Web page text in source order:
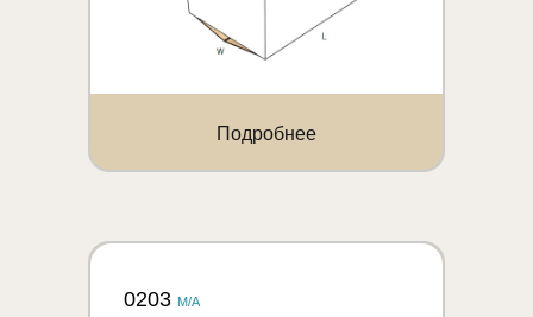
Подробнее
0203 M/A